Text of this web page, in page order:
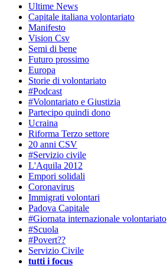
Ultime News
Capitale italiana volontariato
Manifesto
Vision Csv
Semi di bene
Futuro prossimo
Europa
Storie di volontariato
#Podcast
#Volontariato e Giustizia
Partecipo quindi dono
Ucraina
Riforma Terzo settore
20 anni CSV
#Servizio civile
L'Aquila 2012
Empori solidali
Coronavirus
Immigrati volontari
Padova Capitale
#Giornata internazionale volontariato
#Scuola
#Povert??
Servizio Civile
tutti i focus